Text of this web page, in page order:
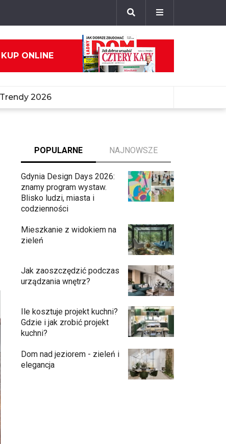
ONLINE
Trendy 2026
POPULARNE NAJNOWSZE
Gdynia Design Days 2026:
znamy program wystaw.
Blisko ludzi, miasta i
codzienności
Mieszkanie z widokiem na
zieleń
Jak zaoszczędzić podczas
urządzania wnętrz?
Ile kosztuje projekt kuchni?
Gdzie i jak zrobić projekt
kuchni?
Dom nad jeziorem - zieleń i
elegancja